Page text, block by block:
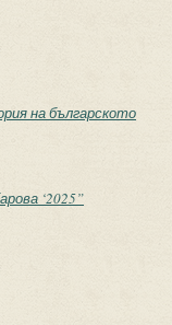
на българското
‘2025”